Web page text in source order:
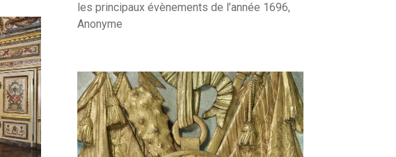
les principaux évènements de l’année 1696,
Anonyme